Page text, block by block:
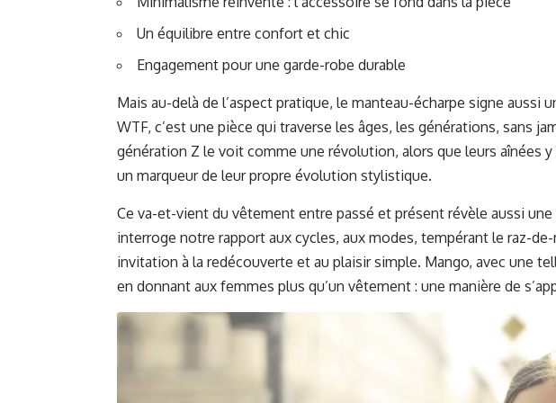
Un équilibre entre confort et chic
Engagement pour une garde-robe durable
Mais au-delà de l’aspect pratique, le manteau-écharpe signe aussi
WTF, c’est une pièce qui traverse les âges, les générations, sans
génération Z le voit comme une révolution, alors que leurs aînées
un marqueur de leur propre évolution stylistique.
Ce va-et-vient du vêtement entre passé et présent révèle aussi
interroge notre rapport aux cycles, aux modes, tempérant le raz-
invitation à la redécouverte et au plaisir simple. Mango, avec une
en donnant aux femmes plus qu’un vêtement : une manière de